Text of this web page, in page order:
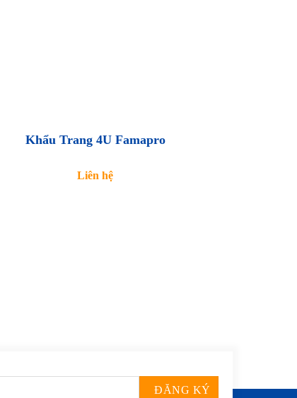
Khẩu Trang 4U Famapro
Liên hệ